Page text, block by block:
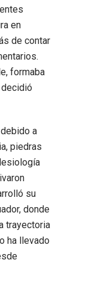
en
de contar
formaba
a
piedras
su
donde
trayectoria
ha llevado